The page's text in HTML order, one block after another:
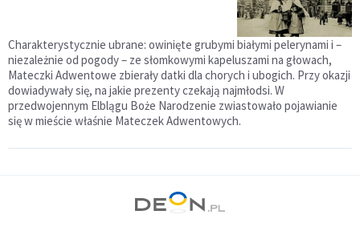
Charakterystycznie ubrane: owinięte grubymi białymi pelerynami i –
niezależnie od pogody – ze słomkowymi kapeluszami na głowach,
Mateczki Adwentowe zbierały datki dla chorych i ubogich. Przy okazji
dowiadywały się, na jakie prezenty czekają najmłodsi. W
przedwojennym Elblągu Boże Narodzenie zwiastowało pojawianie
się w mieście właśnie Mateczek Adwentowych.